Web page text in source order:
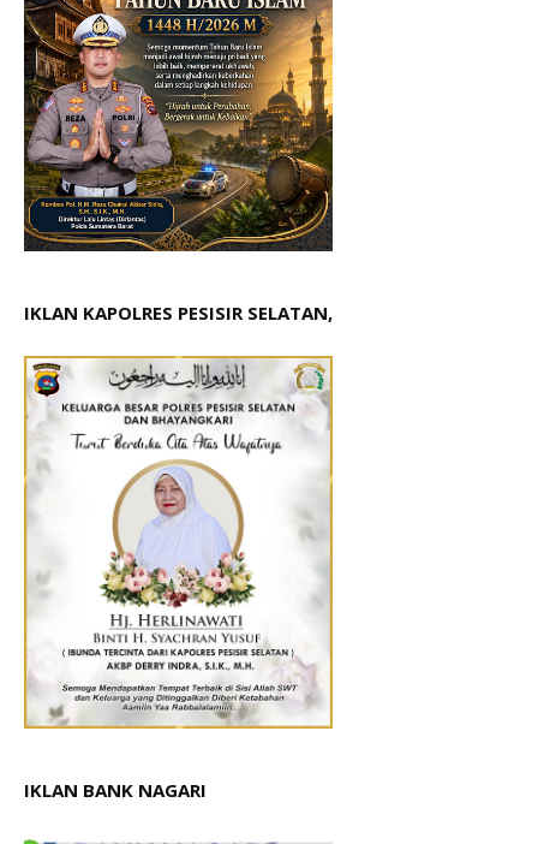
IKLAN KAPOLRES PESISIR SELATAN,
IKLAN BANK NAGARI